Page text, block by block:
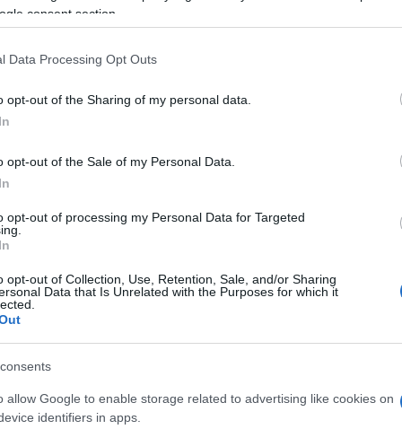
consent section.
Data Processing Opt Outs
opt-out of the Sharing of my personal data.
opt-out of the Sale of my Personal Data.
opt-out of processing my Personal Data for Targeted
opt-out of Collection, Use, Retention, Sale, and/or Sharing
Data that Is Unrelated with the Purposes for which it
allow Google to enable storage related to advertising like cookies on
identifiers in apps.
is